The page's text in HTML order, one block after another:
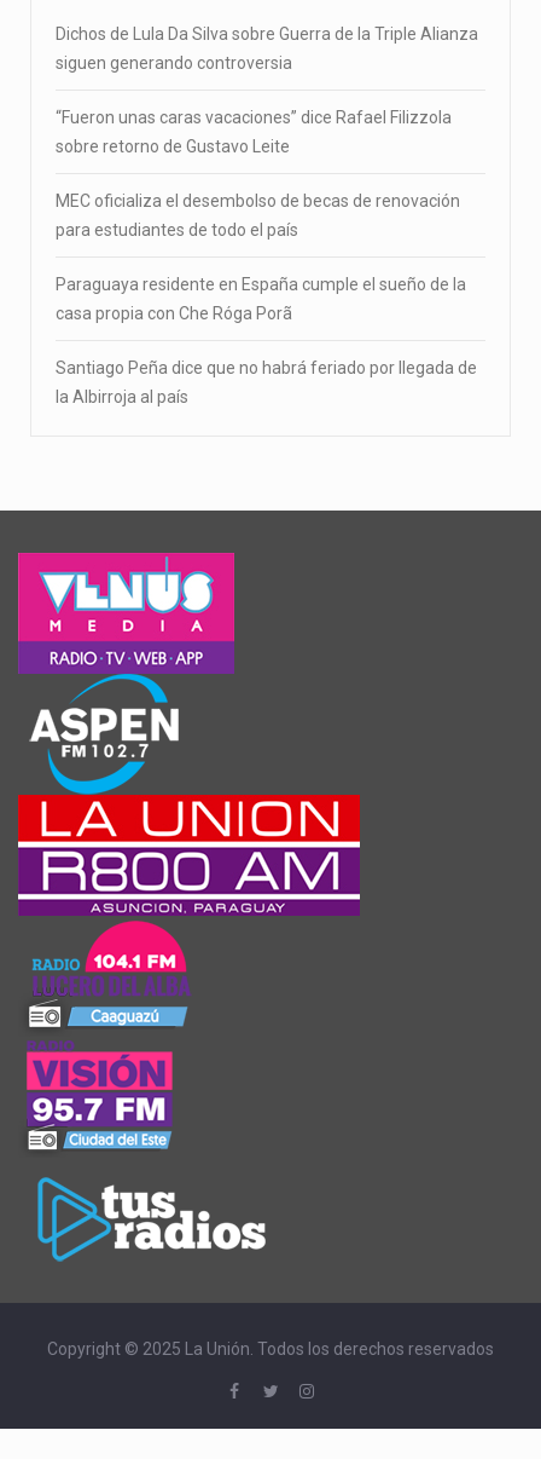
Dichos de Lula Da Silva sobre Guerra de la Triple Alianza
siguen generando controversia
“Fueron unas caras vacaciones” dice Rafael Filizzola
sobre retorno de Gustavo Leite
MEC oficializa el desembolso de becas de renovación
para estudiantes de todo el país
Paraguaya residente en España cumple el sueño de la
casa propia con Che Róga Porã
Santiago Peña dice que no habrá feriado por llegada de
la Albirroja al país
Copyright © 2025 La Unión. Todos los derechos reservados